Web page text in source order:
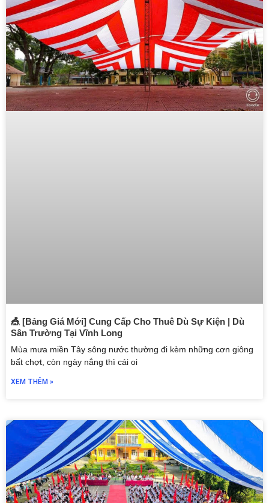
🎪 [Bảng Giá Mới] Cung Cấp Cho Thuê Dù Sự Kiện | Dù
Sân Trường Tại Vĩnh Long
Mùa mưa miền Tây sông nước thường đi kèm những cơn giông
bất chợt, còn ngày nắng thì cái oi
XEM THÊM »